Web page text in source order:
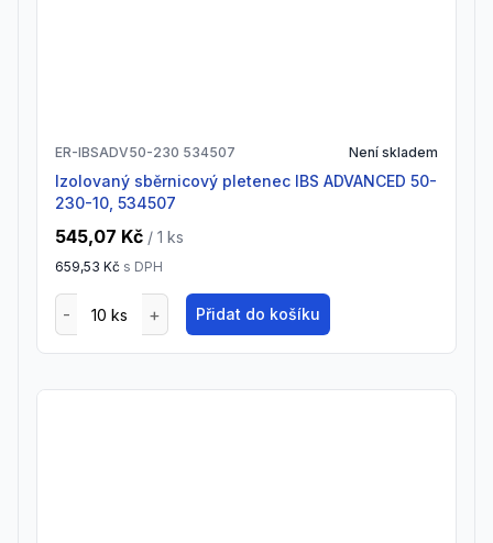
ER-IBSADV50-230 534507 Není skladem
Izolovaný sběrnicový pletenec IBS ADVANCED 50-
230-10, 534507
545,07 Kč / 1 ks
659,53 Kč s DPH
Přidat do košíku